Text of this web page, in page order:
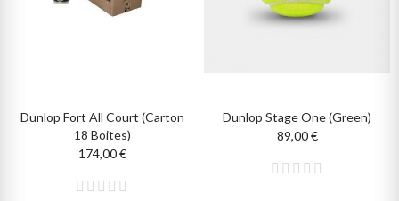
Dunlop Fort All Court (carton
18 Boites)
174,00 €
Dunlop Stage One (Green)
89,00 €